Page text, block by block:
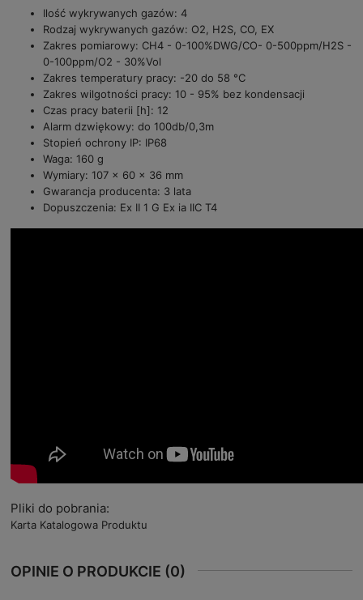
Ilość wykrywanych gazów: 4
Rodzaj wykrywanych gazów: O2, H2S, CO, EX
Zakres pomiarowy: CH4 - 0-100%DWG/CO- 0-500ppm/H2S -
0-100ppm/O2 - 30%Vol
Zakres temperatury pracy: -20 do 58 °C
Zakres wilgotności pracy: 10 - 95% bez kondensacji
Czas pracy baterii [h]: 12
Alarm dzwiękowy: do 100db/0,3m
Stopień ochrony IP: IP68
Waga: 160 g
Wymiary: 107 x 60 x 36 mm
Gwarancja producenta: 3 lata
Dopuszczenia: Ex II 1 G Ex ia IIC T4
Pliki do pobrania:
Karta Katalogowa Produktu
OPINIE O PRODUKCIE (0)